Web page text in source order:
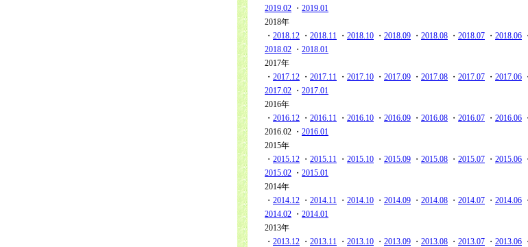
2019.02 ・ 2019.01
2018年
・ 2018.12 ・ 2018.11 ・ 2018.10 ・ 2018.09 ・ 2018.08 ・ 2018.07 ・ 2018.06 ・
2018.02 ・ 2018.01
2017年
・ 2017.12 ・ 2017.11 ・ 2017.10 ・ 2017.09 ・ 2017.08 ・ 2017.07 ・ 2017.06 ・
2017.02 ・ 2017.01
2016年
・ 2016.12 ・ 2016.11 ・ 2016.10 ・ 2016.09 ・ 2016.08 ・ 2016.07 ・ 2016.06 ・
2016.02 ・ 2016.01
2015年
・ 2015.12 ・ 2015.11 ・ 2015.10 ・ 2015.09 ・ 2015.08 ・ 2015.07 ・ 2015.06 ・
2015.02 ・ 2015.01
2014年
・ 2014.12 ・ 2014.11 ・ 2014.10 ・ 2014.09 ・ 2014.08 ・ 2014.07 ・ 2014.06 ・
2014.02 ・ 2014.01
2013年
・ 2013.12 ・ 2013.11 ・ 2013.10 ・ 2013.09 ・ 2013.08 ・ 2013.07 ・ 2013.06 ・